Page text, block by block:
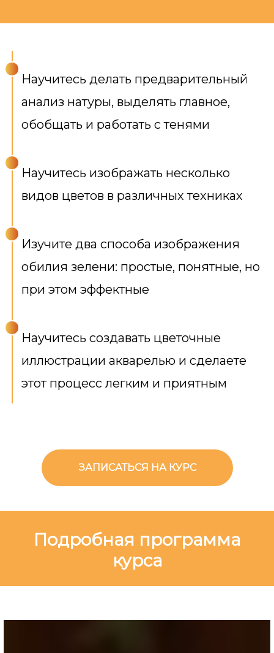
Научитесь делать предварительный
анализ натуры, выделять главное,
обобщать и работать с тенями
Научитесь изображать несколько
видов цветов в различных техниках
Изучите два способа изображения
обилия зелени: простые, понятные, но
при этом эффектные
Научитесь создавать цветочные
иллюстрации акварелью и сделаете
этот процесс легким и приятным
ЗАПИСАТЬСЯ НА КУРС
Подробная программа
курса